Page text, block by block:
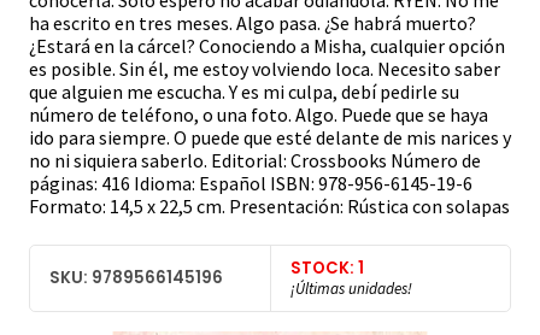
ha escrito en tres meses. Algo pasa. ¿Se habrá muerto?
¿Estará en la cárcel? Conociendo a Misha, cualquier opción
es posible. Sin él, me estoy volviendo loca. Necesito saber
que alguien me escucha. Y es mi culpa, debí pedirle su
número de teléfono, o una foto. Algo. Puede que se haya
ido para siempre. O puede que esté delante de mis narices y
no ni siquiera saberlo. Editorial: Crossbooks Número de
páginas: 416 Idioma: Español ISBN: 978-956-6145-19-6
Formato: 14,5 x 22,5 cm. Presentación: Rústica con solapas
SKU: 9789566145196 STOCK: 1
¡Últimas unidades!